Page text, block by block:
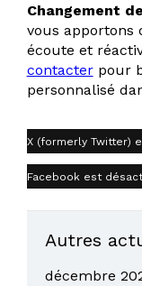
Changement
vous apportons
écoute et
contacterpour
personnalisé
X (formerly Twitter)
Facebook est
Autres
décembre